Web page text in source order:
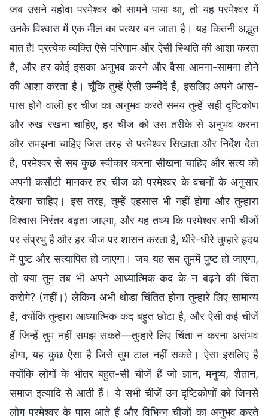
जब उसने यहोवा परमेश्वर को सामने पाया था, तो यह परमेश्वर में
उनके विश्वास में एक मील का पत्थर बन जाता है। यह कितनी अद्भुत
बात है! प्रत्येक व्यक्ति ऐसे परिणाम और ऐसी स्थिति की आशा करता
है, और हर कोई इसका अनुभव करने और वैसा आमना-सामना होने
की आशा करता है। चूँकि तुम्हें ऐसी उम्मीदें हैं, इसलिए अपने आस-
पास होने वाली हर चीज का अनुभव करते समय तुम्हें सही दृष्ट‍िकोण
और रुख रखना चाहिए, हर चीज को उस तरीके से अनुभव करना
और समझना चाहिए जिस तरह से परमेश्वर सिखाता और निर्देश देता
है, परमेश्वर से सब कुछ स्वीकार करना सीखना चाहिए और सत्य को
अपनी कसौटी मानकर हर चीज को परमेश्वर के वचनों के अनुसार
देखना चाहिए। इस तरह, तुम्हें एहसास भी नहीं होगा और तुम्हारा
विश्वास निरंतर बढ़ता जाएगा, और यह तथ्य कि परमेश्वर सभी चीजों
पर संप्रभु है और हर चीज पर शासन करता है, धीरे-धीरे तुम्‍हारे हृदय
में पुष्ट और सत्यापित हो जाएगा। जब यह सब तुममें पुष्ट हो जाएगा,
तो क्या तुम तब भी अपने आध्‍यात्मिक कद के न बढ़ने की चिंता
करोगे? (नहीं।) लेकिन अभी थोड़ा चिंतित होना तुम्‍हारे लिए सामान्य
है, क्योंकि तुम्‍हारा आध्‍यात्मिक कद बहुत छोटा है, और ऐसी कई चीजें
हैं जिन्हें तुम नहीं समझ सकते—तुम्‍हारे लिए चिंता न करना असंभव
होगा, यह कुछ ऐसा है जिसे तुम टाल नहीं सकते। ऐसा इसलिए है
क्योंकि लोगों के भीतर बहुत-सी चीजें हैं जो ज्ञान, मनुष्य, शैतान,
समाज इत्यादि से आती हैं। ये सभी चीजें उन दृष्टिकोणों को जिनसे
लोग परमेश्वर के पास आते हैं और विभिन्न चीजों का अनुभव करते